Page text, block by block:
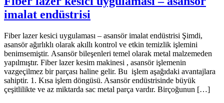
imalat endüstrisi
Fiber lazer kesici uygulaması – asansör imalat endüstrisi Şimdi,
asansör ağırlıklı olarak akıllı kontrol ve etkin temizlik işlemini
benimsemiştir. Asansör bileşenleri temel olarak metal malzemeden
yapılmıştır. Fiber lazer kesim makinesi , asansör işlemenin
vazgeçilmez bir parçası haline gelir. Bu işlem aşağıdaki avantajlara
sahiptir. 1. Kısa işlem döngüsü. Asansör endüstrisinde büyük
çeşitlilikte ve az miktarda sac metal parça vardır. Birçoğunun […]